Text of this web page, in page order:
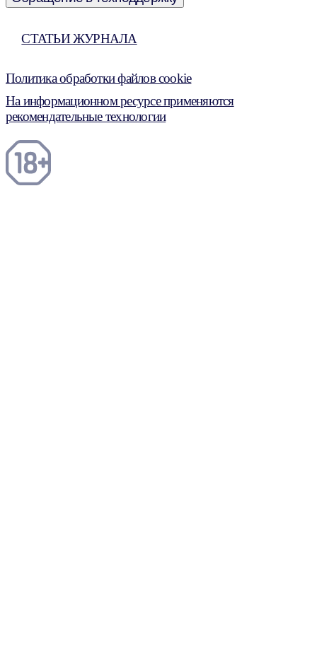
СТАТЬИ ЖУРНАЛА
Политика обработки файлов cookie
На информационном ресурсе применяются
рекомендательные технологии